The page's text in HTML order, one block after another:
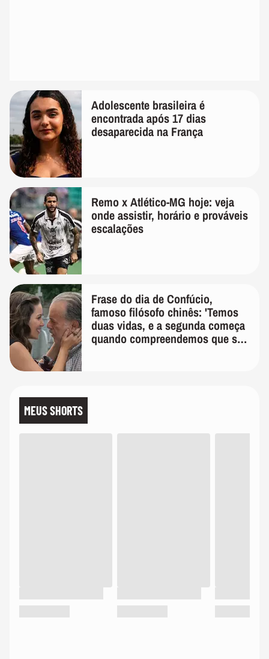
Adolescente brasileira é
encontrada após 17 dias
desaparecida na França
Remo x Atlético-MG hoje: veja
onde assistir, horário e prováveis
escalações
Frase do dia de Confúcio,
famoso filósofo chinês: 'Temos
duas vidas, e a segunda começa
quando compreendemos que só
MEUS SHORTS